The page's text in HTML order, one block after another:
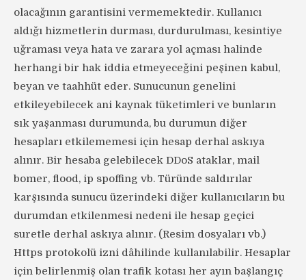
olacağının garantisini vermemektedir. Kullanıcı
aldığı hizmetlerin durması, durdurulması, kesintiye
uğraması veya hata ve zarara yol açması halinde
herhangi bir hak iddia etmeyeceğini peşinen kabul,
beyan ve taahhüt eder. Sunucunun genelini
etkileyebilecek ani kaynak tüketimleri ve bunların
sık yaşanması durumunda, bu durumun diğer
hesapları etkilememesi için hesap derhal askıya
alınır. Bir hesaba gelebilecek DDoS ataklar, mail
bomer, flood, ip spoffing vb. Türünde saldırılar
karşısında sunucu üzerindeki diğer kullanıcıların bu
durumdan etkilenmesi nedeni ile hesap geçici
suretle derhal askıya alınır. (Resim dosyaları vb.)
Https protokolü izni dâhilinde kullanılabilir. Hesaplar
için belirlenmiş olan trafik kotası her ayın başlangıç